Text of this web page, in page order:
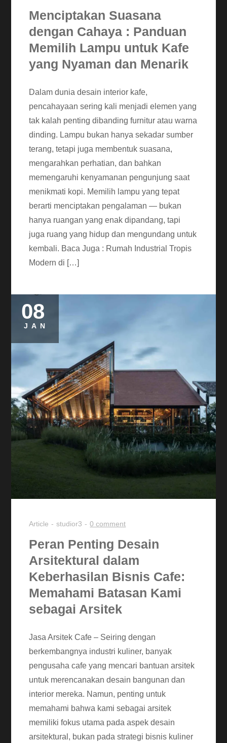
Menciptakan Suasana
dengan Cahaya : Panduan
Memilih Lampu untuk Kafe
yang Nyaman dan Menarik
Dalam dunia desain interior kafe,
pencahayaan sering kali menjadi elemen yang
tak kalah penting dibanding furnitur atau warna
dinding. Lampu bukan hanya sekadar sumber
terang, tetapi juga membentuk suasana,
mengarahkan perhatian, dan bahkan
memengaruhi kenyamanan pengunjung saat
menikmati kopi. Memilih lampu yang tepat
berarti menciptakan pengalaman — bukan
hanya ruangan yang enak dipandang, tapi
juga ruang yang hidup dan mengundang untuk
kembali. Baca Juga : Rumah Industrial Tropis
Modern di […]
08
JAN
Article studior3 0 comment
Peran Penting Desain
Arsitektural dalam
Keberhasilan Bisnis Cafe:
Memahami Batasan Kami
sebagai Arsitek
Jasa Arsitek Cafe – Seiring dengan
berkembangnya industri kuliner, banyak
pengusaha cafe yang mencari bantuan arsitek
untuk merencanakan desain bangunan dan
interior mereka. Namun, penting untuk
memahami bahwa kami sebagai arsitek
memiliki fokus utama pada aspek desain
arsitektural, bukan pada strategi bisnis kuliner